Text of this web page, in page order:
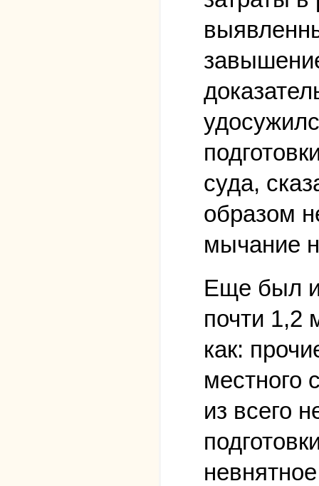
суда,
образом
мычание
Еще был
почти 1,2
как:
местного
из всего